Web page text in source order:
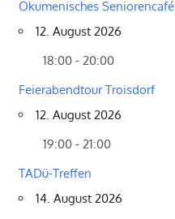
Ökumenisches Seniorencafé
12. August 2026
18:00 - 20:00
Feierabendtour Troisdorf
12. August 2026
19:00 - 21:00
TADü-Treffen
14. August 2026